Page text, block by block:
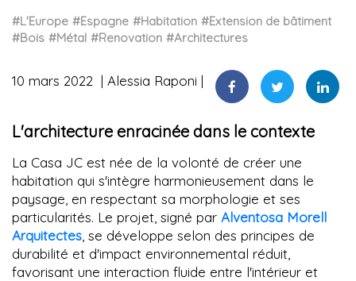
#L'Europe #Espagne #Habitation #Extension de bâtiment
#Bois #Métal #Renovation #Architectures
10 mars 2022 Alessia Raponi
L'architecture enracinée dans le contexte
La Casa JC est née de la volonté de créer une
habitation qui s'intègre harmonieusement dans le
paysage, en respectant sa morphologie et ses
particularités. Le projet, signé par Alventosa Morell
Arquitectes , se développe selon des principes de
durabilité et d'impact environnemental réduit,
favorisant une interaction fluide entre l'intérieur et